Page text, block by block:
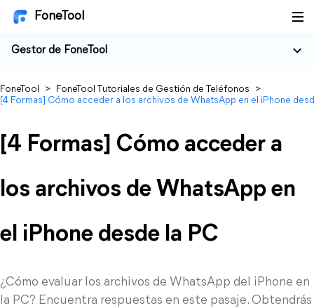
FoneTool
Gestor de FoneTool
FoneTool > FoneTool Tutoriales de Gestión de Teléfonos
>
[4 Formas] Cómo acceder a los archivos de WhatsApp en el iPhone
[4 Formas] Cómo acceder a
los archivos de WhatsApp en
el iPhone desde la PC
¿Cómo evaluar los archivos de WhatsApp del iPhone en
la PC? Encuentra respuestas en este pasaje. Obtendrás